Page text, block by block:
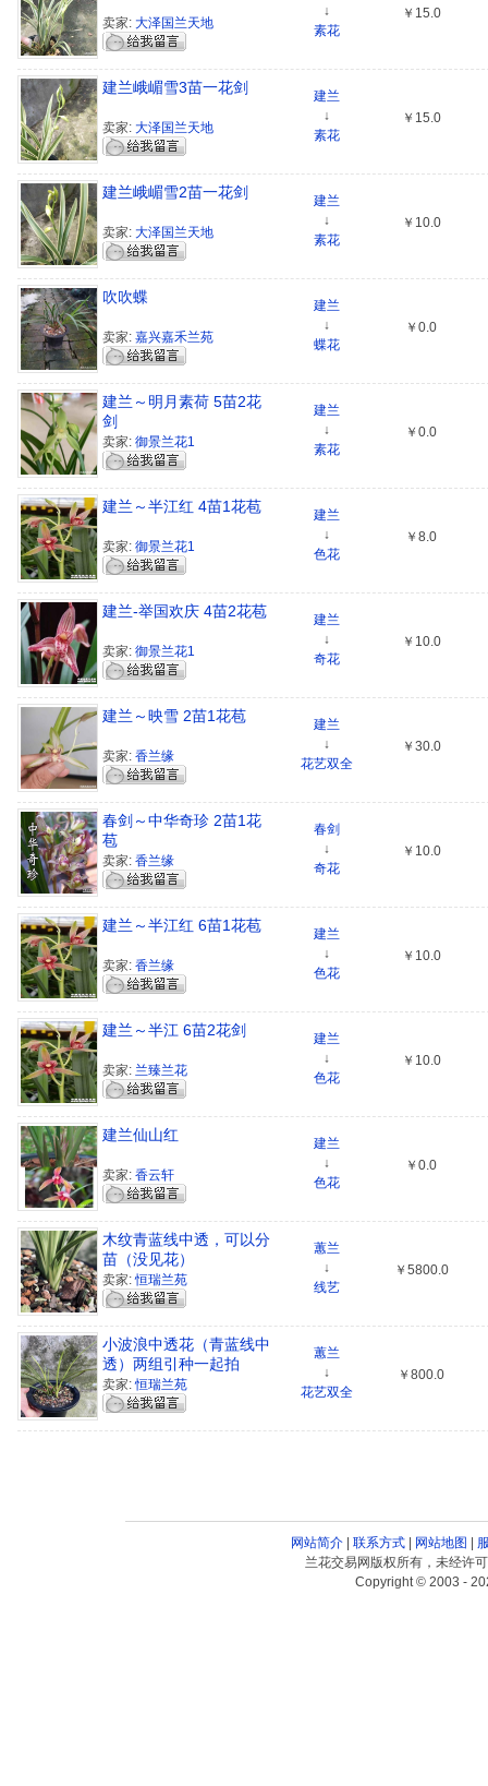
卖家: 大泽国兰天地
↓
素花
￥15.0
建兰峨嵋雪3苗一花剑
卖家: 大泽国兰天地
建兰
↓
素花
￥15.0
建兰峨嵋雪2苗一花剑
卖家: 大泽国兰天地
建兰
↓
素花
￥10.0
吹吹蝶
卖家: 嘉兴嘉禾兰苑
建兰
↓
蝶花
￥0.0
建兰～明月素荷 5苗2花
剑
卖家: 御景兰花1
建兰
↓
素花
￥0.0
建兰～半江红 4苗1花苞
卖家: 御景兰花1
建兰
↓
色花
￥8.0
建兰-举国欢庆 4苗2花苞
卖家: 御景兰花1
建兰
↓
奇花
￥10.0
建兰～映雪 2苗1花苞
卖家: 香兰缘
建兰
↓
花艺双全
￥30.0
春剑～中华奇珍 2苗1花
苞
卖家: 香兰缘
春剑
↓
奇花
￥10.0
建兰～半江红 6苗1花苞
卖家: 香兰缘
建兰
↓
色花
￥10.0
建兰～半江 6苗2花剑
卖家: 兰臻兰花
建兰
↓
色花
￥10.0
建兰仙山红
卖家: 香云轩
建兰
↓
色花
￥0.0
木纹青蓝线中透，可以分
苗（没见花）
卖家:恒瑞兰苑
蕙兰
↓
线艺
￥5800.0
小波浪中透花（青蓝线中
透）两组引种一起拍
卖家:恒瑞兰苑
蕙兰
↓
花艺双全
￥800.0
网站简介| 联系方式| 网站地图
兰花交易网版权所有，未经许
Copyright © 2003 -